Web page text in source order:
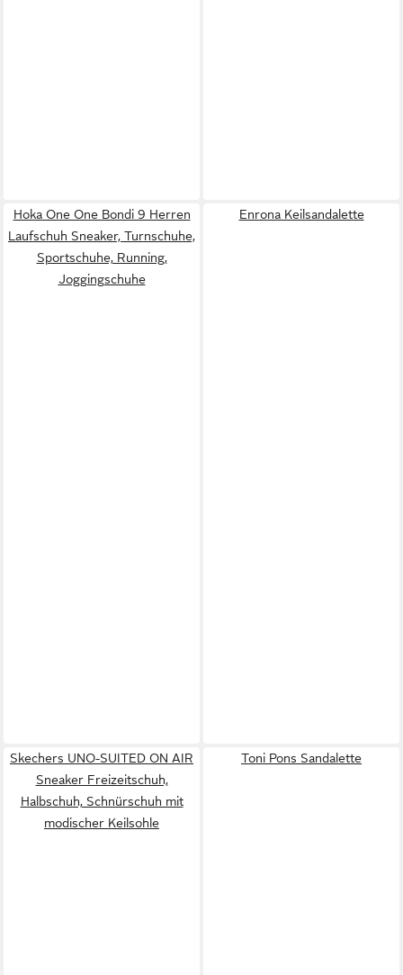
Hoka One One Bondi 9 Herren
Laufschuh Sneaker, Turnschuhe,
Sportschuhe, Running,
Joggingschuhe
Enrona Keilsandalette
Skechers UNO-SUITED ON AIR
Sneaker Freizeitschuh,
Halbschuh, Schnürschuh mit
modischer Keilsohle
Toni Pons Sandalette